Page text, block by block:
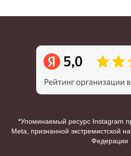
*Упоминаемый ресурс Instagram
Meta, признанной экстремистской
Федерации